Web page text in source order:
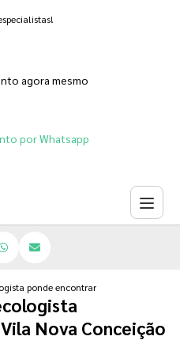
agora mesmo
por Whatsapp
para engravidar
onde encontrar ginecologista
Nova Conceição